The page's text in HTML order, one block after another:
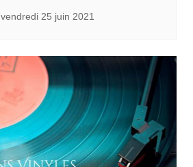
vendredi 25 juin 2021